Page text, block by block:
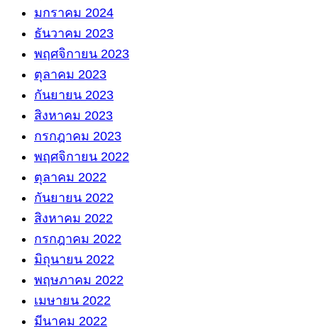
มกราคม 2024
ธันวาคม 2023
พฤศจิกายน 2023
ตุลาคม 2023
กันยายน 2023
สิงหาคม 2023
กรกฎาคม 2023
พฤศจิกายน 2022
ตุลาคม 2022
กันยายน 2022
สิงหาคม 2022
กรกฎาคม 2022
มิถุนายน 2022
พฤษภาคม 2022
เมษายน 2022
มีนาคม 2022